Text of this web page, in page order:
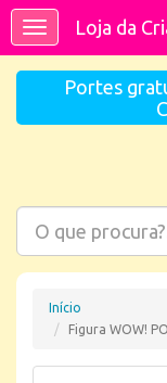
ToggleLoja da
Portes
Início
Figura WOW!